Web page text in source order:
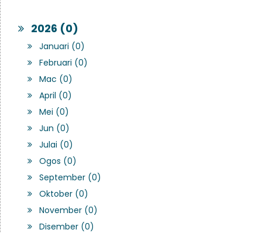
2026 (0)
Januari (0)
Februari (0)
Mac (0)
April (0)
Mei (0)
Jun (0)
Julai (0)
Ogos (0)
September (0)
Oktober (0)
November (0)
Disember (0)